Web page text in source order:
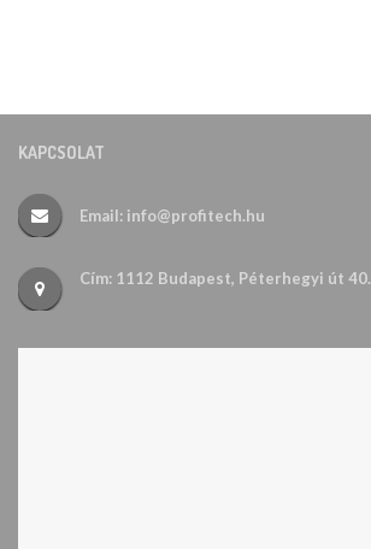
KAPCSOLAT
Email: info@profitech.hu
Cím: 1112 Budapest, Péterhegyi út 40.